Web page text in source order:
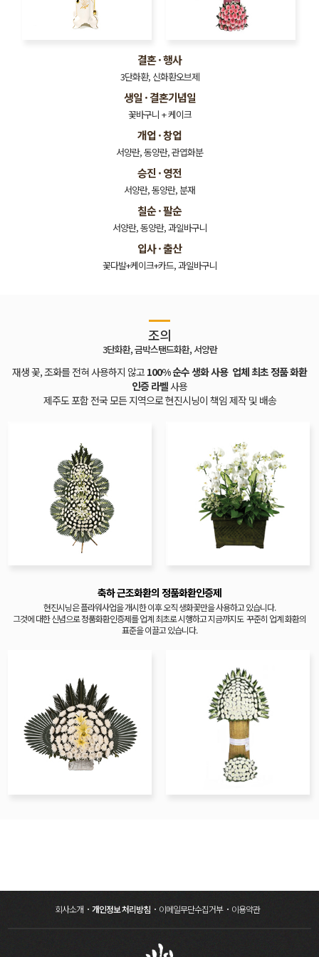
결혼 · 행사
3단화환, 신화환오브제
생일 · 결혼기념일
꽃바구니 + 케이크
개업 · 창업
서양란, 동양란, 관엽화분
승진 · 영전
서양란, 동양란, 분재
칠순 · 팔순
서양란, 동양란, 과일바구니
입사 · 출산
꽃다발+케이크+카드, 과일바구니
조의
3단화환, 금박스탠드화환, 서양란
재생 꽃, 조화를 전혀 사용하지 않고 100% 순수 생화 사용 업체 최초 정품 화환
인증 라벨사용
제주도 포함 전국 모든 지역으로 현진시닝이 책임 제작 및 배송
축하 근조화환의 정품화환인증제
현진시닝은 플라워사업을 개시한 이후 오직 생화꽃만을 사용하고 있습니다.
그것에 대한 신념으로 정품화환인증제를 업계 최초로 시행하고 지금까지도꾸준히 업계 화환의
표준을 이끌고 있습니다.
회사소개 개인정보 처리방침 이메일무단수집거부 이용약관